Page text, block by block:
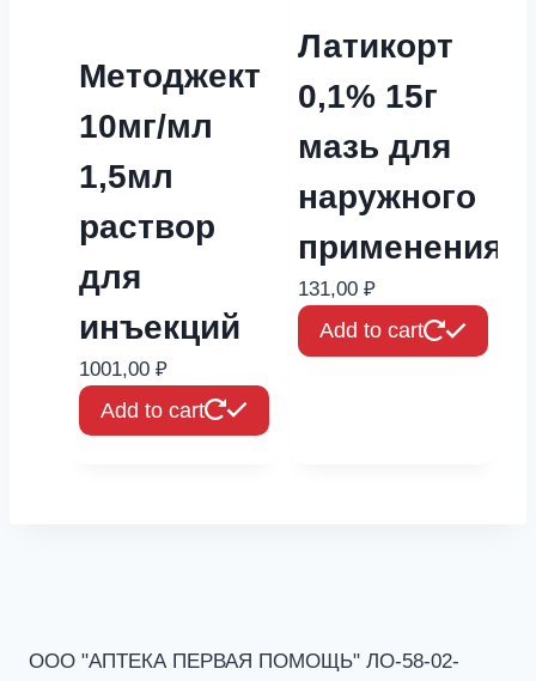
Методжект
10мг/мл
1,5мл
раствор
для
инъекций
1001,00 ₽
Add to cart
Латикорт
0,1% 15г
мазь для
наружного
применения
131,00 ₽
Add to cart
ООО "АПТЕКА ПЕРВАЯ ПОМОЩЬ" ЛО-58-02-